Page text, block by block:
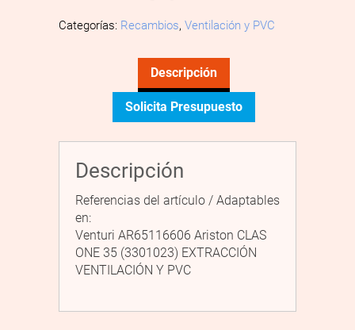
Categorías: Recambios, Ventilación y PVC
Descripción
Solicita Presupuesto
Descripción
Referencias del artículo / Adaptables
en:
Venturi AR65116606 Ariston CLAS
ONE 35 (3301023) EXTRACCIÓN
VENTILACIÓN Y PVC